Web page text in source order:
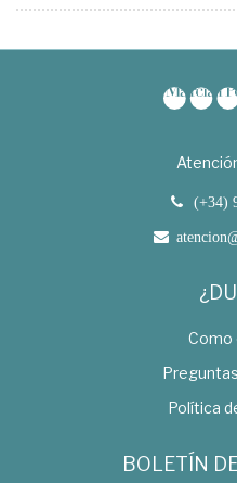
(+34)
Como
Política
BOLETÍN